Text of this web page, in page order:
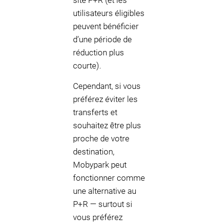
utilisateurs éligibles
peuvent bénéficier
d’une période de
réduction plus
courte).
Cependant, si vous
préférez éviter les
transferts et
souhaitez être plus
proche de votre
destination,
Mobypark peut
fonctionner comme
une alternative au
P+R — surtout si
vous préférez